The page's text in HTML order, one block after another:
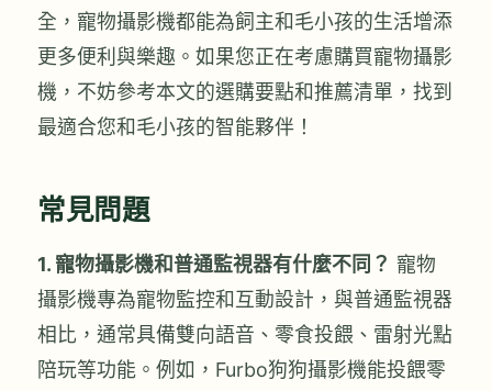
全，寵物攝影機都能為飼主和毛小孩的生活增添
更多便利與樂趣。如果您正在考慮購買寵物攝影
機，不妨參考本文的選購要點和推薦清單，找到
最適合您和毛小孩的智能夥伴！
常見問題
1. 寵物攝影機和普通監視器有什麼不同？ 寵物
攝影機專為寵物監控和互動設計，與普通監視器
相比，通常具備雙向語音、零食投餵、雷射光點
陪玩等功能。例如，Furbo狗狗攝影機能投餵零